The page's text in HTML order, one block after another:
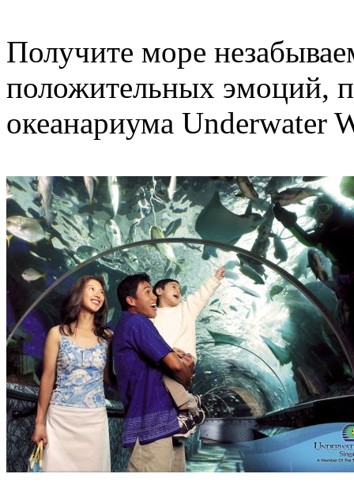
Получите море
положительных эмоций,
океанариума Underwater